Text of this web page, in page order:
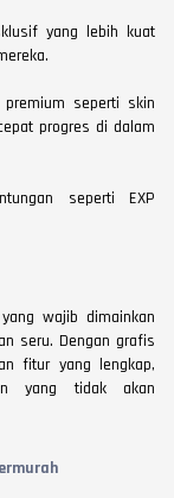
yang lebih kuat
seperti skin
progres di dalam
seperti EXP
wajib dimainkan
seru. Dengan grafis
fitur yang lengkap,
yang tidak akan